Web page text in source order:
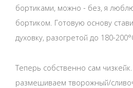
бортиками, можно - без, я
бортиком. Готовую основу
духовку, разогретой до 180-
Теперь собственно сам
размешиваем творожный/